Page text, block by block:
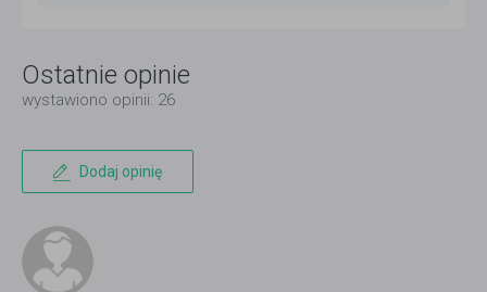
Ostatnie opinie
wystawiono opinii: 26
Dodaj opinię